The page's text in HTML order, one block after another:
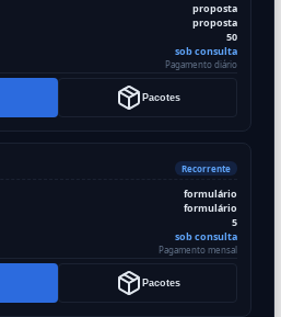
proposta
proposta
50
sob consulta
Pagamento diário
Pacotes
Recorrente
formulário
formulário
5
sob consulta
Pagamento mensal
Pacotes